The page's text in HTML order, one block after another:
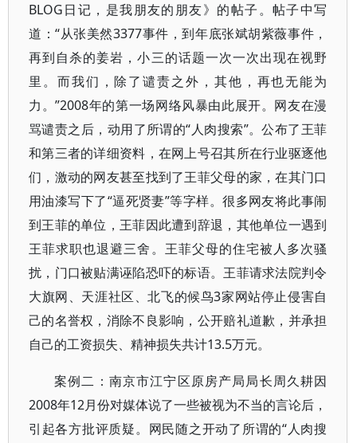
BLOG日记，是我朋友的朋友》的帖子。帖子中写
道：“从张美然3377事件，到年底张斌胡紫薇事件，
再到自杀的姜岩，小三的话题一次一次出现在视野
里。而我们，除了谴责之外，其他，再也无能为
力。”2008年的第一场网络风暴由此展开。网友在漫
骂谴责之后，动用了所谓的“人肉搜索”。公布了王菲
和第三者的详细资料，在网上号召其所在行业驱逐他
们，激动的网友甚至找到了王菲父母的家，在其门口
用油漆写下了“逼死贤妻”等字样。很多网友将此事闹
到王菲的单位，王菲因此遭到辞退，其他单位一遇到
王菲求职也退避三舍。王菲父母的住宅被人多次骚
扰，门口被贴满诬陷恐吓的标语。王菲请求法院判令
大旗网、天涯社区、北飞的候鸟3家网站停止侵害自
己的名誉权，消除不良影响，公开赔礼道歉，并承担
自己的工资损失、精神损失共计13.5万元。
案例二：南京市江宁区原房产局局长周久耕因
2008年12月份对媒体说了一些被视为不当的言论后，
引起各方批评质疑。网民随之开动了所谓的“人肉搜